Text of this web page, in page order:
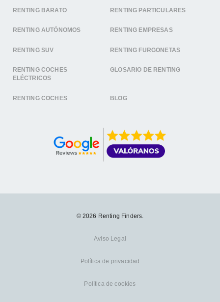
RENTING BARATO RENTING PARTICULARES
RENTING AUTÓNOMOS RENTING EMPRESAS
RENTING SUV RENTING FURGONETAS
RENTING COCHES
ELÉCTRICOS
GLOSARIO DE RENTING
RENTING COCHES BLOG
© 2026 Renting Finders.
Aviso Legal
Política de privacidad
Política de cookies